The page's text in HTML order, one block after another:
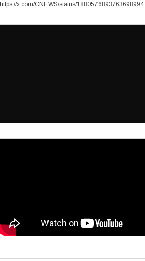
https://x.com/CNEWS/status/1880576893763698994